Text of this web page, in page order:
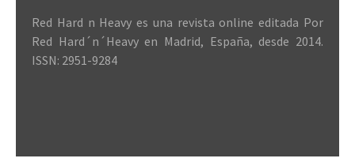
Red Hard n Heavy es una revista online editada Por
Red Hard´n´Heavy en Madrid, España, desde 2014.
ISSN: 2951-9284